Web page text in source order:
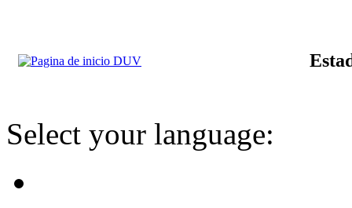
Select your language: